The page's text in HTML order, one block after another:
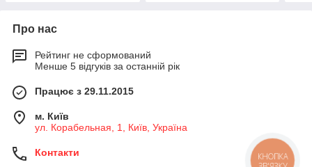
Про нас
Рейтинг не сформований
Менше 5 відгуків за останній рік
Працює з 29.11.2015
м. Київ
ул. Корабельная, 1, Київ, Україна
Контакти
КНОПКА